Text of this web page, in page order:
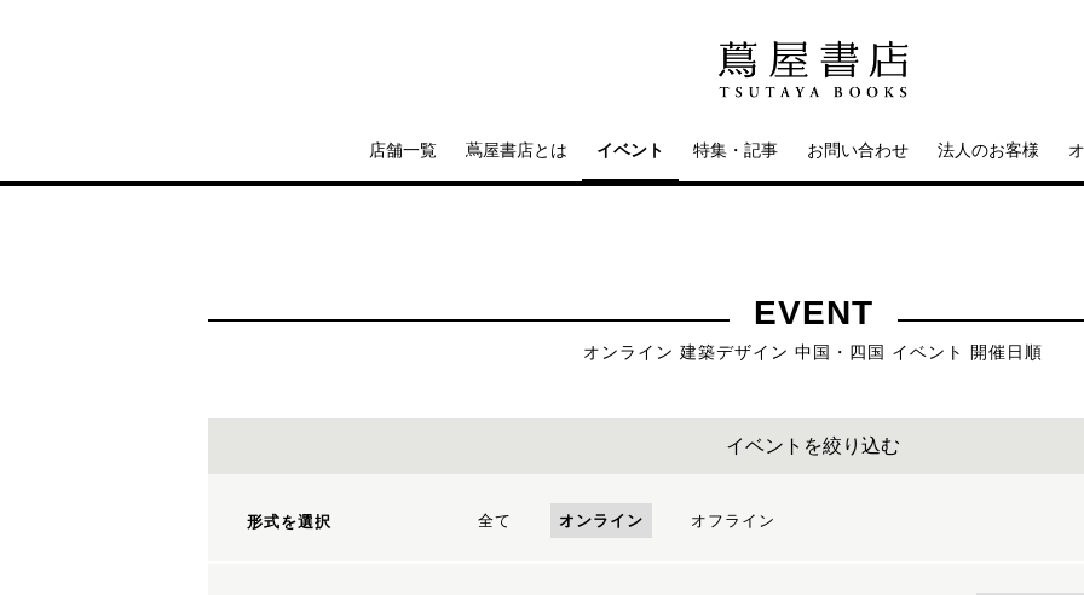
店舗一覧 蔦屋書店とは イベント 特集・記事 お問い合わせ 法人のお客様
EVENT
オンライン 建築デザイン 中国・四国 イベント 開催日順
イベントを絞り込む
形式を選択 全て オンライン オフライン